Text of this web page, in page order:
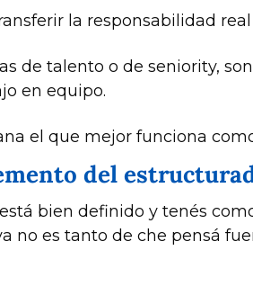
la responsabilidad
de talento o de seniority,
en equipo.
el que mejor funciona
del
bien definido y tenés
es tanto de che pensá